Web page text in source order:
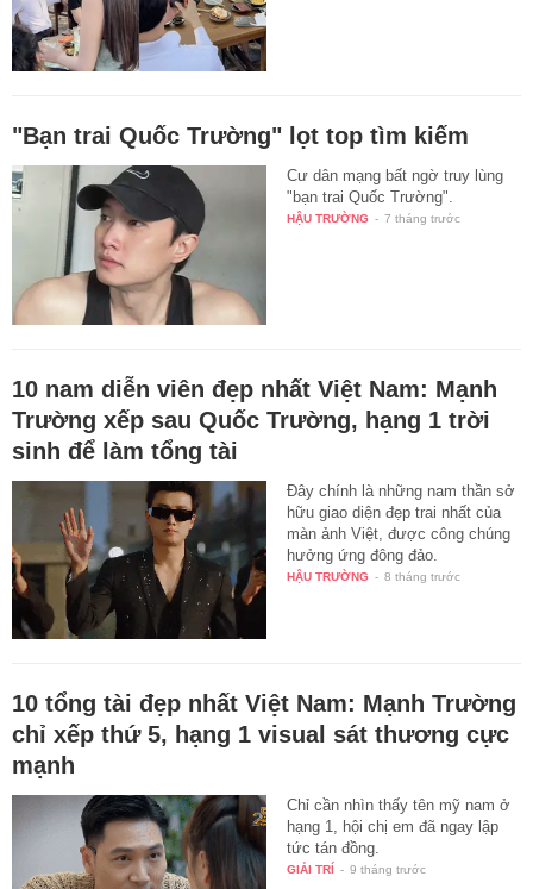
"Bạn trai Quốc Trường" lọt top tìm kiếm
Cư dân mạng bất ngờ truy lùng
"bạn trai Quốc Trường".
HẬU TRƯỜNG - 7 tháng trước
10 nam diễn viên đẹp nhất Việt Nam: Mạnh
Trường xếp sau Quốc Trường, hạng 1 trời
sinh để làm tổng tài
Đây chính là những nam thần sở
hữu giao diện đẹp trai nhất của
màn ảnh Việt, được công chúng
hưởng ứng đông đảo.
HẬU TRƯỜNG - 8 tháng trước
10 tổng tài đẹp nhất Việt Nam: Mạnh Trường
chỉ xếp thứ 5, hạng 1 visual sát thương cực
mạnh
Chỉ cần nhìn thấy tên mỹ nam ở
hạng 1, hội chị em đã ngay lập
tức tán đồng.
9 tháng trước